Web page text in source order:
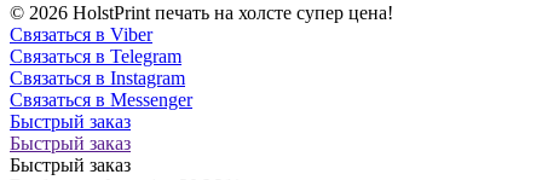
© 2026 HolstPrint печать на холсте супер цена!
Связаться в Viber
Связаться в Telegram
Связаться в Instagram
Связаться в Messenger
Быстрый заказ
Быстрый заказ
Быстрый заказ